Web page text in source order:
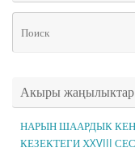
Акыры жаңылыктар
НАРЫН ШААРДЫК
КЕЗЕКТЕГИ ХXVIII